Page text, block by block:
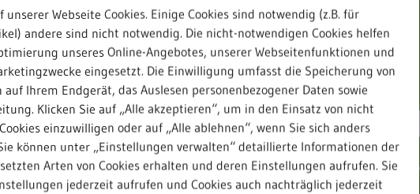
unserer Webseite Cookies. Einige Cookies sind notwendig (z.B. für
andere sind nicht notwendig. Die nicht-notwendigen Cookies helfen
unseres Online-Angebotes, unserer Webseitenfunktionen und
eingesetzt. Die Einwilligung umfasst die Speicherung von
Ihrem Endgerät, das Auslesen personenbezogener Daten sowie
Klicken Sie auf „Alle akzeptieren“, um in den Einsatz von nicht
einzuwilligen oder auf „Alle ablehnen“, wenn Sie sich anders
können unter „Einstellungen verwalten“ detaillierte Informationen der
Arten von Cookies erhalten und deren Einstellungen aufrufen. Sie
jederzeit aufrufen und Cookies auch nachträglich jederzeit